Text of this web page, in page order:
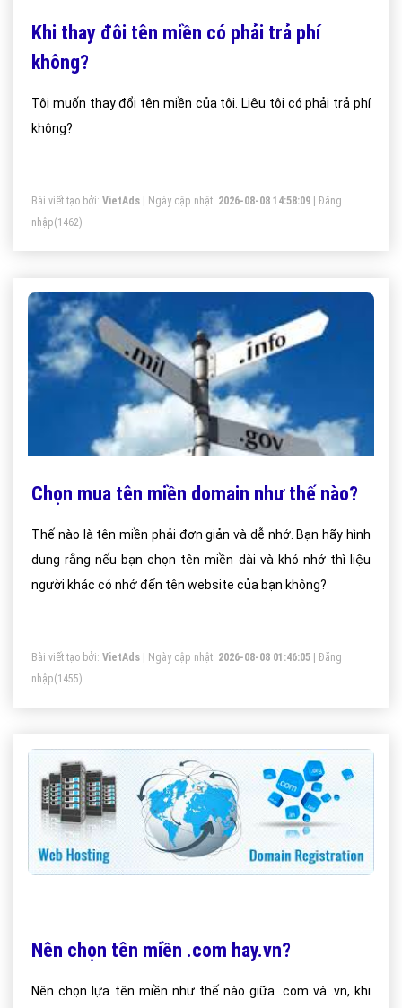
Khi thay đôi tên miền có phải trả phí
không?
Tôi muốn thay đổi tên miền của tôi. Liệu tôi có phải trả phí
không?
Bài viết tạo bởi: VietAds | Ngày cập nhật: 2026-08-08 14:58:09
Đăng
nhập(1462)
Chọn mua tên miền domain như thế nào?
Thế nào là tên miền phải đơn giản và dễ nhớ. Bạn hãy hình
dung rằng nếu bạn chọn tên miền dài và khó nhớ thì liệu
người khác có nhớ đến tên website của bạn không?
Bài viết tạo bởi: VietAds | Ngày cập nhật: 2026-08-08 01:46:05
Đăng
nhập(1455)
Nên chọn tên miền .com hay.vn?
Nên chọn lựa tên miền như thế nào giữa .com và .vn, khi